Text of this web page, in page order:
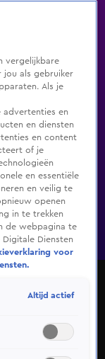
Genres
Bondgenoten
draait het
de kandidaten
vergelijkbare
jou als gebruiker
Als je
advertenties en
en diensten
en content
of je
en essentiële
en veilig te
openen
in te trekken
de webpagina te
Digitale Diensten
voor
Altijd actief